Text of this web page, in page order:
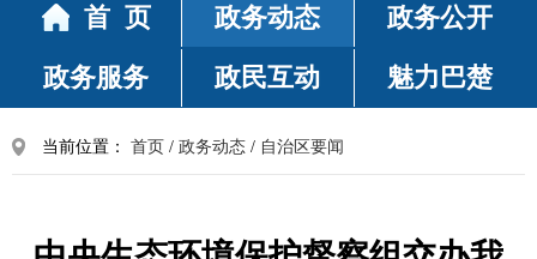
首 页 政务动态
政务公开
政务服务
政民互动 魅力巴楚
当前位置： 首页 / 政务动态 / 自治区要闻